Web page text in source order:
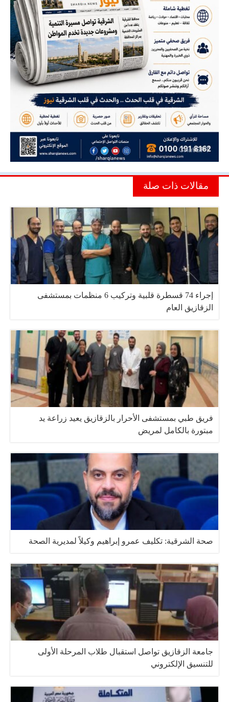
مقالات ذات صلة
إجراء 74 قسطرة قلبية وتركيب 6 منظمات بمستشفى
الزقازيق العام
فريق طبي بمستشفى الأحرار بالزقازيق يعيد زراعة يد
مبتورة بالكامل لمريض
صحة الشرقية: تكليف عمرو إبراهيم وكيلاً لمديرية الصحة
جامعة الزقازيق تواصل استقبال طلاب المرحلة الأولى
للتنسيق الإلكتروني